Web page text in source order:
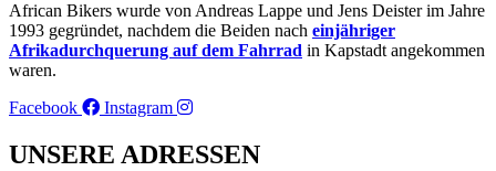
African Bikers wurde von Andreas Lappe und Jens Deister im Jahre
1993 gegründet, nachdem die Beiden nach einjähriger
Afrikadurchquerung auf dem Fahrrad in Kapstadt angekommen
waren.
Facebook
Instagram
UNSERE ADRESSEN